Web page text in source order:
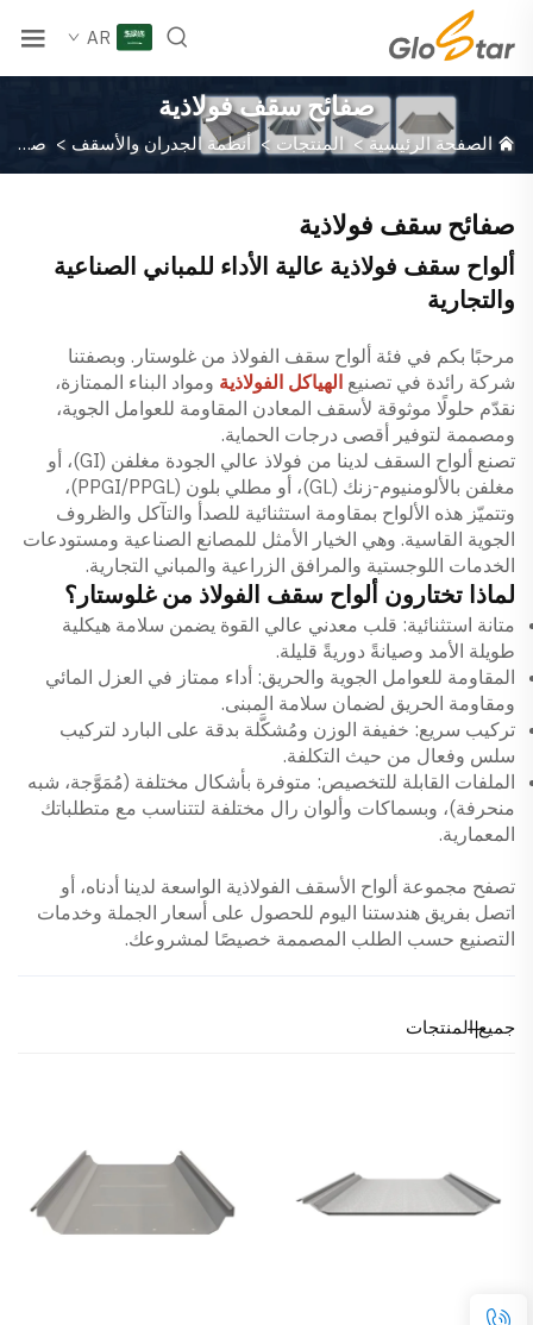
AR
صفائح سقف فولاذية
الصفحة الرئيسية> المنتجات > أنظمة الجدران والأسقف > صفائح سقف فولاذية
صفائح سقف فولاذية
ألواح سقف فولاذية عالية الأداء للمباني الصناعية
والتجارية
مرحبًا بكم في فئة ألواح سقف الفولاذ من غلوستار. وبصفتنا
شركة رائدة في تصنيع الهياكل الفولاذية ومواد البناء الممتازة،
نقدّم حلولًا موثوقة لأسقف المعادن المقاومة للعوامل الجوية،
ومصممة لتوفير أقصى درجات الحماية.
تصنع ألواح السقف لدينا من فولاذ عالي الجودة مغلفن (GI)، أو
مغلفن بالألومنيوم-زنك (GL)، أو مطلي بلون (PPGI/PPGL)،
وتتميّز هذه الألواح بمقاومة استثنائية للصدأ والتآكل والظروف
الجوية القاسية. وهي الخيار الأمثل للمصانع الصناعية ومستودعات
الخدمات اللوجستية والمرافق الزراعية والمباني التجارية.
لماذا تختارون ألواح سقف الفولاذ من غلوستار؟
متانة استثنائية: قلب معدني عالي القوة يضمن سلامة هيكلية
طويلة الأمد وصيانةً دوريةً قليلة.
المقاومة للعوامل الجوية والحريق: أداء ممتاز في العزل المائي
ومقاومة الحريق لضمان سلامة المبنى.
تركيب سريع: خفيفة الوزن ومُشكَّلة بدقة على البارد لتركيب
سلس وفعال من حيث التكلفة.
الملفات القابلة للتخصيص: متوفرة بأشكال مختلفة (مُمَوَّجة، شبه
منحرفة)، وبسماكات وألوان رال مختلفة لتتناسب مع متطلباتك
المعمارية.
تصفح مجموعة ألواح الأسقف الفولاذية الواسعة لدينا أدناه، أو
اتصل بفريق هندستنا اليوم للحصول على أسعار الجملة وخدمات
التصنيع حسب الطلب المصممة خصيصًا لمشروعك.
جميع المنتجات